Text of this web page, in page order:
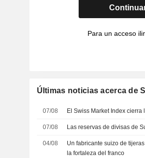
Para un acceso
Últimas noticias acerca de
07/08 El Swiss Market Index
07/08 Las reservas de divisas de
04/08
Un fabricante suizo de
la fortaleza del franco